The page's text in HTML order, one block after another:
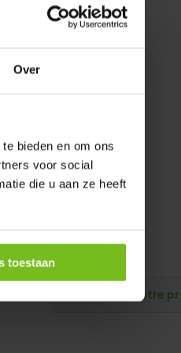
Over
bieden en om ons
voor social
die u aan ze heeft
toestaan
Publiez votre